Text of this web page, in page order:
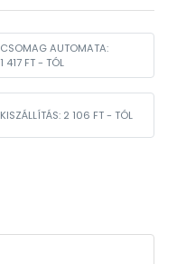
CSOMAG AUTOMATA:
1 417 FT - TÓL
KISZÁLLÍTÁS: 2 106 FT - TÓL